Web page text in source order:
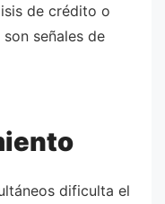
de crédito o
señales de
dificulta el